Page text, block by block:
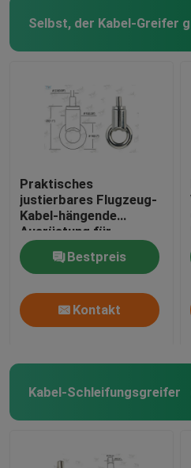
Selbst, der Kabel-Greifer
Praktisches
justierbares Flugzeug-
Kabel-hängende
Ausrüstung für
Architekturbeleuchtung
Bestpreis
Kontakt
Kabel-Schleifungsgreifer